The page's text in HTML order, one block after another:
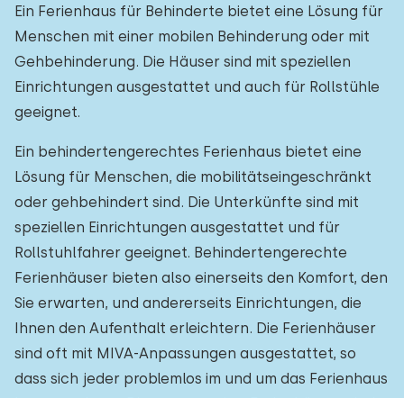
Ein Ferienhaus für Behinderte bietet eine Lösung für
Menschen mit einer mobilen Behinderung oder mit
Gehbehinderung. Die Häuser sind mit speziellen
Einrichtungen ausgestattet und auch für Rollstühle
geeignet.
Ein behindertengerechtes Ferienhaus bietet eine
Lösung für Menschen, die mobilitätseingeschränkt
oder gehbehindert sind. Die Unterkünfte sind mit
speziellen Einrichtungen ausgestattet und für
Rollstuhlfahrer geeignet. Behindertengerechte
Ferienhäuser bieten also einerseits den Komfort, den
Sie erwarten, und andererseits Einrichtungen, die
Ihnen den Aufenthalt erleichtern. Die Ferienhäuser
sind oft mit MIVA-Anpassungen ausgestattet, so
dass sich jeder problemlos im und um das Ferienhaus